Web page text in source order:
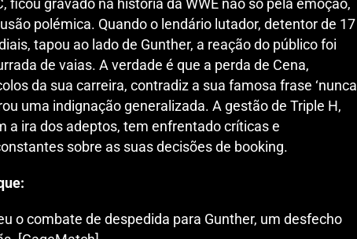
ficou gravado na história da WWE não só pela emoção,
polémica. Quando o lendário lutador, detentor de 17
tapou ao lado de Gunther, a reação do público foi
de vaias. A verdade é que a perda de Cena,
da sua carreira, contradiz a sua famosa frase ‘nunca
uma indignação generalizada. A gestão de Triple H,
a ira dos adeptos, tem enfrentado críticas e
sobre as suas decisões de booking.
o combate de despedida para Gunther, um desfecho